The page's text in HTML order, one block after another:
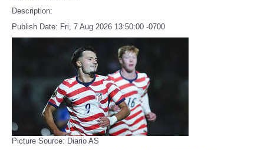
Refund Policy
Description:
Publish Date: Fri, 7 Aug 2026 13:50:00 -0700
Picture Source: Diario AS